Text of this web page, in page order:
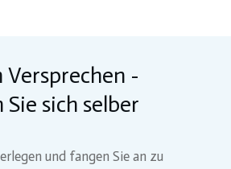
Versprechen -
sich selber
und fangen Sie an zu